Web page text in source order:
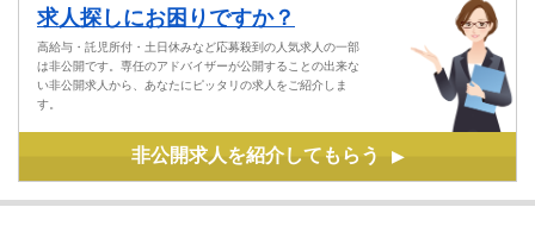
求人探しにお困りですか？
高給与・託児所付・土日休みなど応募殺到の人気求人の一部
は非公開です。専任のアドバイザーが公開することの出来な
い非公開求人から、あなたにピッタリの求人をご紹介しま
す。
非公開求人を紹介してもらう ▶